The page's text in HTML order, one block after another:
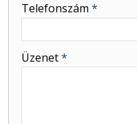
-
Telefonszám *
Üzenet*